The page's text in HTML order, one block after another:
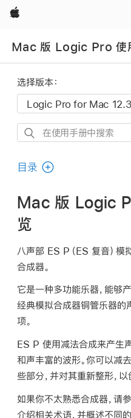
Apple
Mac 版 Logic Pro 使
选择版本：
在
用
册
中
搜
目录
Mac 版 Logic
览
八声部 ES P（ES 复音）
合成器。
它是一种多功能乐器，能够
经典模拟合成器铜管乐器的
项。
ES P 使用减法合成来产生
和声丰富的波形。你可以减去
些部分，并对其重新整形，以
如果你不太熟悉合成器，请
介绍相关术语，并概述不同